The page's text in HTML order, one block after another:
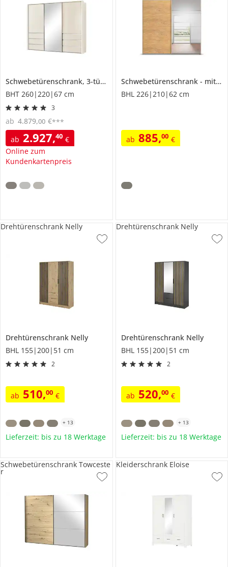
Schwebetürenschrank, 3-türig
Mitta
BHT 260|220|67 cm
3
ab 2.927,40 €
Online zum
Kundenkartenpreis
ab 4.879,00 €***
Schwebetürenschrank
mit Spiegel
BHL 226|210|62 cm
ab 885,00 €
Drehtürenschrank Nelly
BHL 155|200|51 cm
2
ab 510,00 €
Drehtürenschrank Nelly
+ 13
Lieferzeit: bis zu 18 Werktage
Drehtürenschrank Nelly
BHL 155|200|51 cm
2
ab 520,00 €
Drehtürenschrank Nelly
+ 13
Lieferzeit: bis zu 18 Werktage
Schwebetürenschrank Towceste
r
Kleiderschrank Eloise